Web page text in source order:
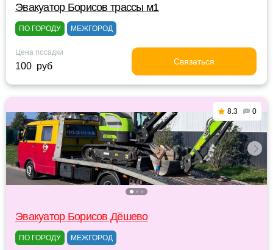
Эвакуатор Борисов трассы м1
ПО ГОРОДУ МЕЖГОРОД
Цена посадки
100 руб Связаться
8.3 0
Эвакуатор Борисов Дёшево
ПО ГОРОДУ МЕЖГОРОД